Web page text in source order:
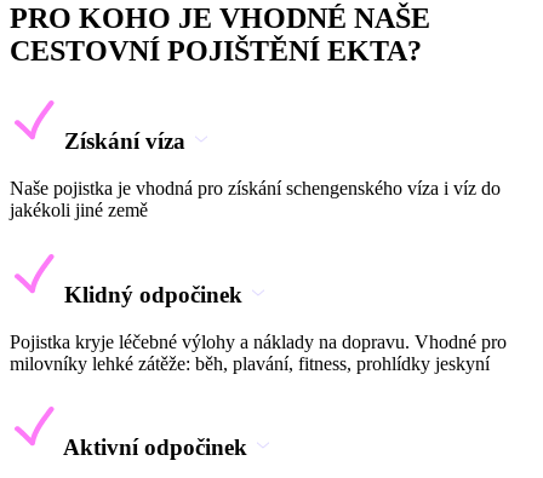
PRO KOHO JE VHODNÉ NAŠE
CESTOVNÍ POJIŠTĚNÍ EKTA?
Získání víza
Naše pojistka je vhodná pro získání schengenského víza i víz do
jakékoli jiné země
Klidný odpočinek
Pojistka kryje léčebné výlohy a náklady na dopravu. Vhodné pro
milovníky lehké zátěže: běh, plavání, fitness, prohlídky jeskyní
Aktivní odpočinek